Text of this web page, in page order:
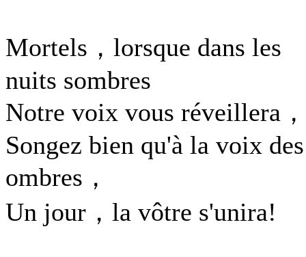
Mortels，lorsque dans les
nuits sombres
Notre voix vous réveillera，
Songez bien qu'à la voix des
ombres，
Un jour，la vôtre s'unira!